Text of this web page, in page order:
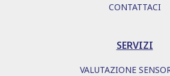
CONTATTACI
SERVIZI
VALUTAZIONE